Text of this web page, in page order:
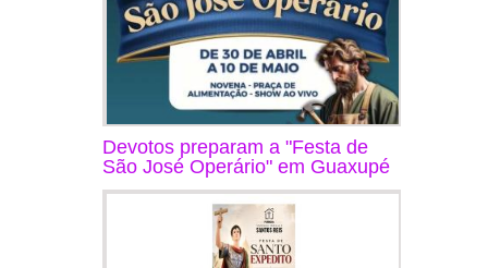
Devotos preparam a "Festa de
São José Operário" em Guaxupé